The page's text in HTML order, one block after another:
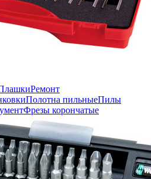
Ремонт
Полотна пильныеПилы
Фрезы корончатые